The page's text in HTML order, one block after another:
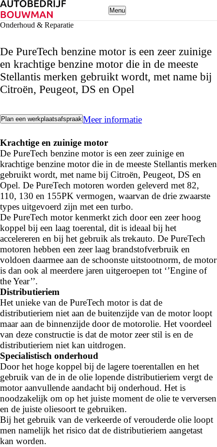
Menu
Onderhoud & Reparatie
De PureTech benzine motor is een zeer zuinige
en krachtige benzine motor die in de meeste
Stellantis merken gebruikt wordt, met name bij
Citroën, Peugeot, DS en Opel
Plan een werkplaatsafspraakMeer informatie
Krachtige en zuinige motor
De PureTech benzine motor is een zeer zuinige en
krachtige benzine motor die in de meeste Stellantis merken
gebruikt wordt, met name bij Citroën, Peugeot, DS en
Opel. De PureTech motoren worden geleverd met 82,
110, 130 en 155PK vermogen, waarvan de drie zwaarste
types uitgevoerd zijn met een turbo.
De PureTech motor kenmerkt zich door een zeer hoog
koppel bij een laag toerental, dit is ideaal bij het
accelereren en bij het gebruik als trekauto. De PureTech
motoren hebben een zeer laag brandstofverbruik en
voldoen daarmee aan de schoonste uitstootnorm, de motor
is dan ook al meerdere jaren uitgeroepen tot ‘’Engine of
the Year’’.
Distributieriem
Het unieke van de PureTech motor is dat de
distributieriem niet aan de buitenzijde van de motor loopt
maar aan de binnenzijde door de motorolie. Het voordeel
van deze constructie is dat de motor zeer stil is en de
distributieriem niet kan uitdrogen.
Specialistisch onderhoud
Door het hoge koppel bij de lagere toerentallen en het
gebruik van de in de olie lopende distributieriem vergt de
motor aanvullende aandacht bij onderhoud. Het is
noodzakelijk om op het juiste moment de olie te verversen
en de juiste oliesoort te gebruiken.
Bij het gebruik van de verkeerde of verouderde olie loopt
men namelijk het risico dat de distributieriem aangetast
kan worden.